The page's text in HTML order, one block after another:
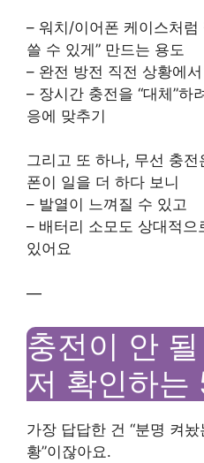
– 워치/이어폰 케이스처럼
쓸 수 있게” 만드는 용도
– 완전 방전 직전 상황에
– 장시간 충전을 “대체”하
응에 맞추기
그리고 또 하나, 무선 충
폰이 일을 더 하다 보니
– 발열이 느껴질 수 있고
– 배터리 소모도 상대적
있어요
—
충전이 안
저 확인하는
가장 답답한 건 “분명 켜
황”이잖아요.